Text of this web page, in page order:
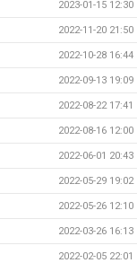
2023-01-15 12:30
2022-11-20 21:50
2022-10-28 16:44
2022-09-13 19:09
2022-08-22 17:41
2022-08-16 12:00
2022-06-01 20:43
2022-05-29 19:02
2022-05-26 12:10
2022-03-26 16:13
2022-02-05 22:01